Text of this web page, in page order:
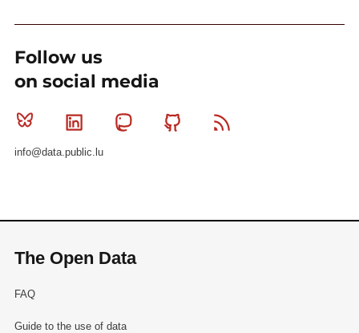
Follow us
on social media
Bluesky Linkedin MastodonGithub
info@data.public.lu
The Open Data
FAQ
Guide to the use of data